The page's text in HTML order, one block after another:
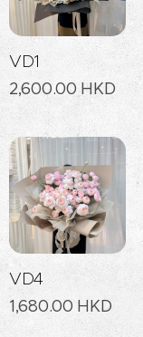
VD1
2,600.00 HKD
VD4
1,680.00 HKD